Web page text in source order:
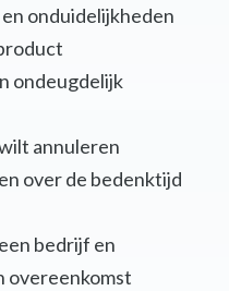
onduidelijkheden
ondeugdelijk
annuleren
over de bedenktijd
bedrijf en
overeenkomst